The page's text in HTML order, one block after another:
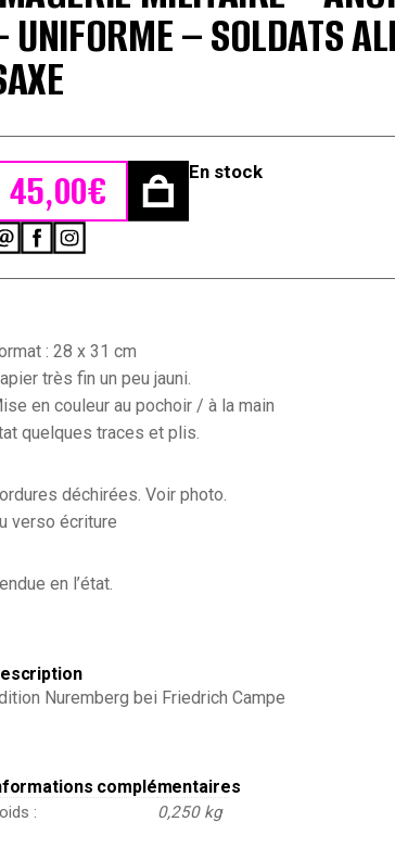
UNIFORME – SOLDATS
45,00€ En stock
papier
-
Feuille
imagerie
militaire
gravure
-
Soldats
: 28 x 31 cm
très fin un peu jauni.
en couleur au pochoir / à la main
quelques traces et plis.
déchirées. Voir photo.
verso écriture
en l’état.
Nuremberg bei Friedrich Campe
complémentaires
0,250 kg